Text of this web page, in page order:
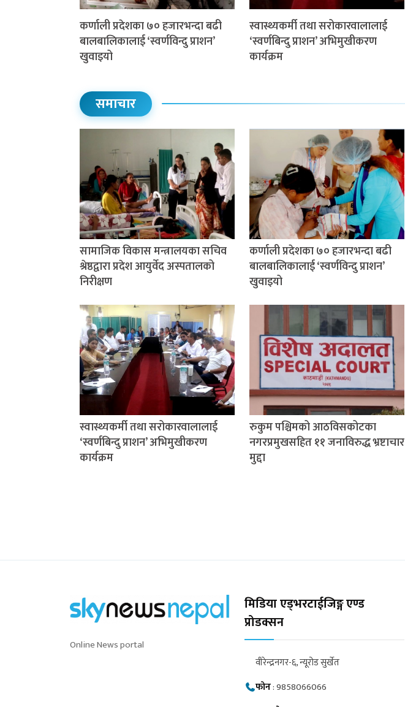
कर्णाली प्रदेशका ७० हजारभन्दा बढी
बालबालिकालाई ‘स्वर्णविन्दु प्राशन’
खुवाइयो
स्वास्थ्यकर्मी तथा सरोकारवालालाई
‘स्वर्णबिन्दु प्राशन’ अभिमुखीकरण
कार्यक्रम
समाचार
सामाजिक विकास मन्त्रालयका सचिव
श्रेष्ठद्वारा प्रदेश आयुर्वेद अस्पतालको
निरीक्षण
कर्णाली प्रदेशका ७० हजारभन्दा बढी
बालबालिकालाई ‘स्वर्णविन्दु प्राशन’
खुवाइयो
स्वास्थ्यकर्मी तथा सरोकारवालालाई
‘स्वर्णबिन्दु प्राशन’ अभिमुखीकरण
कार्यक्रम
रुकुम पश्चिमको आठविसकोटका
नगरप्रमुखसहित ११ जनाविरुद्ध भ्रष्टाचार
मुद्दा
Online News portal
मिडिया एड्भरटाईजिङ्ग एण्ड
प्रोडक्सन
वीरेन्द्रनगर-६, न्यूरोड सुर्खेत
फोन:9858066066